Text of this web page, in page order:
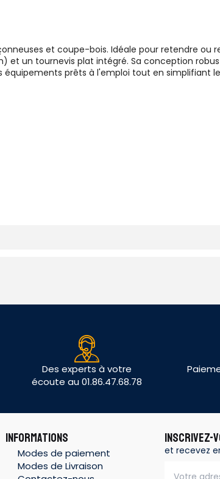
et coupe-bois. Idéale pour retendre ou
et un tournevis plat intégré. Sa conception
prêts à l'emploi tout en simplifiant
Des experts à votre
écoute au 01.86.47.68.78
INFORMATIONS
Modes de paiement
Modes de Livraison
INSCRIVEZ-
et recevez